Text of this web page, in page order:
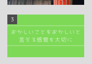
3